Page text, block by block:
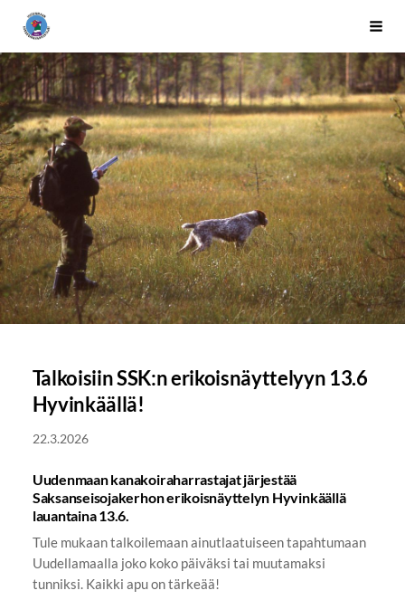
Siirry
sivun
sisältöön
Uudenmaan kanakoiraharrastajat ry
Talkoisiin SSK:n erikoisnäyttelyyn 13.6
Hyvinkäällä!
22.3.2026
Uudenmaan kanakoiraharrastajat järjestää
Saksanseisojakerhon erikoisnäyttelyn Hyvinkäällä
lauantaina 13.6.
Tule mukaan talkoilemaan ainutlaatuiseen tapahtumaan
Uudellamaalla joko koko päiväksi tai muutamaksi
tunniksi. Kaikki apu on tärkeää!